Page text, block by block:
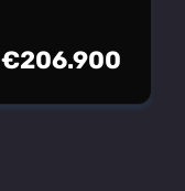
€206.900